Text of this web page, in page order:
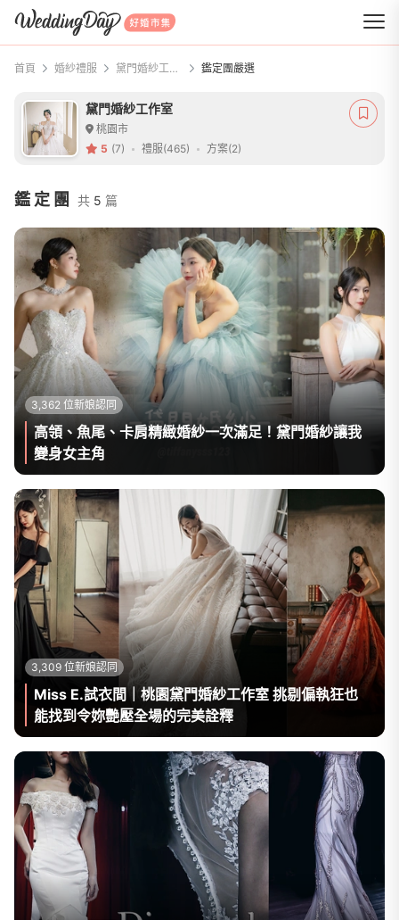
WeddingDay 好婚市集
首頁 婚紗禮服 黛門婚紗工作室 鑑定團嚴選
黛門婚紗工作室
桃園市
5 (7) 禮服(465) 方案(2)
鑑定團 共 5 篇
3,362 位新娘認同
高領、魚尾、卡肩精緻婚紗一次滿足！黛門婚紗讓我
變身女主角
3,309 位新娘認同
Miss E.試衣間｜桃園黛門婚紗工作室 挑剔偏執狂也
能找到令妳艷壓全場的完美詮釋